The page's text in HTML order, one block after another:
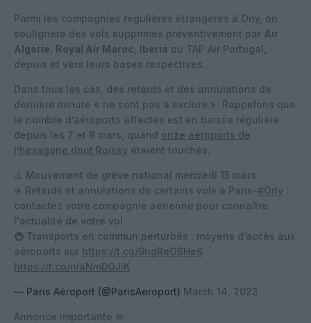
Parmi les compagnies régulières étrangères à Orly, on
soulignera des vols supprimés préventivement par Air
Algérie Royal Air Maroc Iberia ou TAP Air Portugal,
depuis et vers leurs bases respectives.
Dans tous les cas, des retards et des annulations de
dernière minute « ne sont pas à exclure ». Rappelons que
le nombre d’aéroports affectés est en baisse régulière
depuis les 7 et 8 mars, quand onze aéroports de
l’hexagone dont Roissy étaient touchés.
⚠️ Mouvement de grève national mercredi 15 mars.
✈️ Retards et annulations de certains vols à Paris-#Orly :
contactez votre compagnie aérienne pour connaître
l'actualité de votre vol.
🚇 Transports en commun perturbés : moyens d’accès aux
aéroports sur https://t.co/9ngReOSHe6
https://t.co/nlaNmD0JiK
— Paris Aéroport (@ParisAeroport) March 14, 2023
Annonce importante 🚨